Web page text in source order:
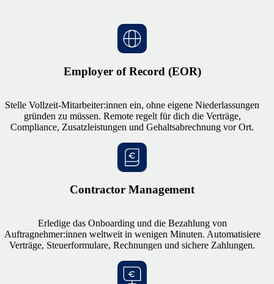
Employer of Record (EOR)
Stelle Vollzeit-Mitarbeiter:innen ein, ohne eigene Niederlassungen
gründen zu müssen. Remote regelt für dich die Verträge,
Compliance, Zusatzleistungen und Gehaltsabrechnung vor Ort.
Contractor Management
Erledige das Onboarding und die Bezahlung von
Auftragnehmer:innen weltweit in wenigen Minuten. Automatisiere
Verträge, Steuerformulare, Rechnungen und sichere Zahlungen.